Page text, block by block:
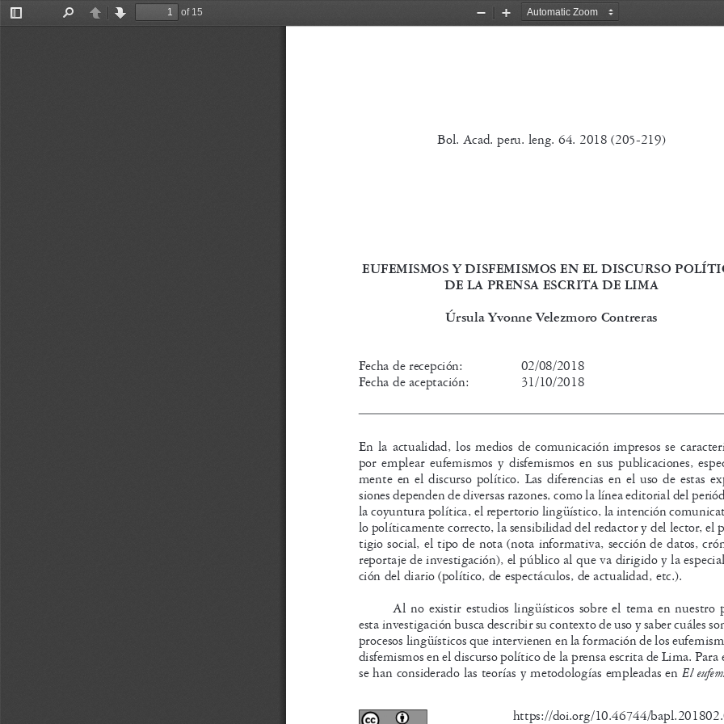
Toggle
PreviousNext
of 15
Zoom
Zoom
Bol. Acad. peru. leng. 64. 2018 (205-219)
EUFEMISMOS Y DISFEMISMOS EN EL DISCURSO
DE LA PRENSA ESCRITA DE LIMA
Úrsula Yvonne Velezmoro Contreras
Fecha de recepción:
02/08/2018
Fecha de aceptación:
31/10/2018
En  la  actualidad,  los  medios  de  comunicación  impresos  se
por  emplear  eufemismos  y  disfemismos  en  sus  publicaciones,
mente  en  el  discurso  político.  Las  diferencias  en  el  uso  de  estas
siones dependen de diversas razones, como la línea editorial del
la coyuntura política, el repertorio lingüístico, la intención
lo políticamente correcto, la sensibilidad del redactor y del lector, el
tigio social, el tipo de nota (nota informativa, sección de datos,
reportaje de investigación), el público al que va dirigido y la
ción del diario (político, de espectáculos, de actualidad, etc.).
Al  no  existir  estudios  lingüísticos  sobre  el  tema  en  nuestro
esta investigación busca describir su contexto de uso y saber cuáles
procesos lingüísticos que intervienen en la formación de los
disfemismos en el discurso político de la prensa escrita de Lima. Para
se han considerado las teorías y metodologías empleadas en El
https://doi.org/10.46744/